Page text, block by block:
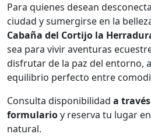
Para quienes desean
ciudad y sumergirse en la
Cabaña del Cortijo la
sea para vivir aventuras
disfrutar de la paz del entorno,
equilibrio perfecto entre
Consulta disponibilidad a
formularioy reserva tu lugar
natural.